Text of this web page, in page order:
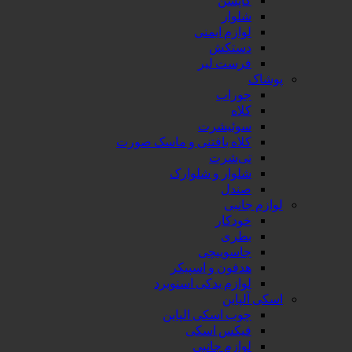
شلوار
لوازم ایمنی
دستکش
فرست لیر
پوشاک
جوراب
کلاه
سوئیشرت
کلاه بافتنی و ماسک صورت
تی‌شرت
شلوار و شلوارک
صندل
لوازم جانبی
خودکار
بطری
جاسوییچی
هدفون و اسپیکر
لوازم یدکی اسنوبرد
اسکی آلپاین
چوب اسکی الپاین
فیکس اسکی
لوازم جانبی